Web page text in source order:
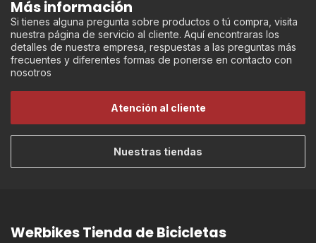
Más información
Si tienes alguna pregunta sobre productos o tú compra, visita
nuestra página de servicio al cliente. Aquí encontraras los
detalles de nuestra empresa, respuestas a las preguntas más
frecuentes y diferentes formas de ponerse en contacto con
nosotros
Atención al cliente
Nuestras tiendas
WeRbikes Tienda de Bicicletas